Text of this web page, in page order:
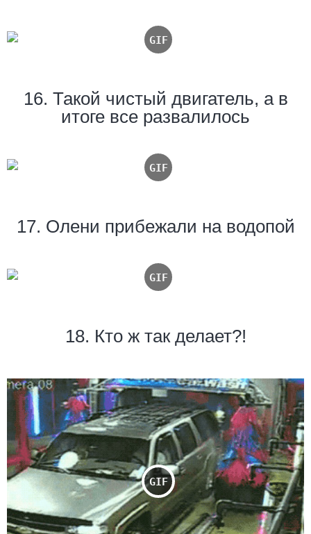
16. Такой чистый двигатель, а в
итоге все развалилось
17. Олени прибежали на водопой
18. Кто ж так делает?!